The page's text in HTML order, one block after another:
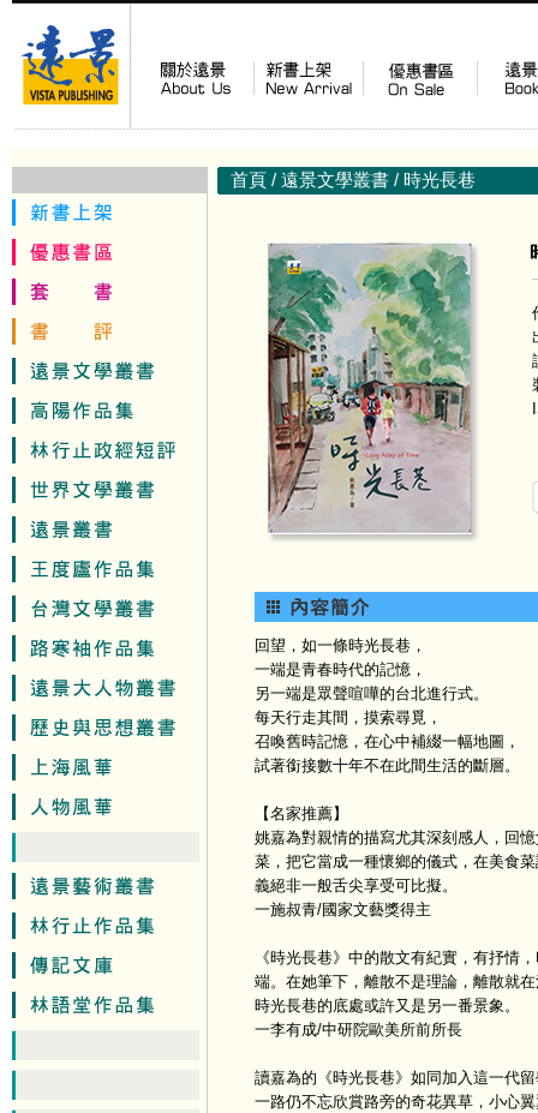
首頁 / 遠景文學叢書 / 時光長巷
回望，如一條時光長巷，
一端是青春時代的記憶，
另一端是眾聲喧嘩的台北進行式。
每天行走其間，摸索尋覓，
召喚舊時記憶，在心中補綴一幅地圖，
試著銜接數十年不在此間生活的斷層。
【名家推薦】
姚嘉為對親情的描寫尤其深刻感人，回
菜，把它當成一種懷鄉的儀式，在美食
義絕非一般舌尖享受可比擬。
一施叔青/國家文藝獎得主
《時光長巷》中的散文有紀實，有抒情
端。在她筆下，離散不是理論，離散就
時光長巷的底處或許又是另一番景象。
一李有成/中研院歐美所前所長
讀嘉為的《時光長巷》如同加入這一代
一路仍不忘欣賞路旁的奇花異草，小心